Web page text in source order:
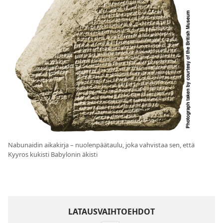
Nabunaidin aikakirja – nuolenpäätaulu, joka vahvistaa sen, että
Kyyros kukisti Babylonin äkisti
LATAUSVAIHTOEHDOT